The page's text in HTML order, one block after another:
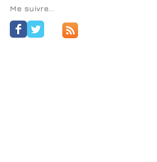
carnetscarréchez Marco
Me suivre...